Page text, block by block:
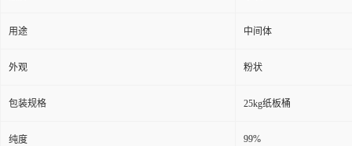
用途 中间体
外观 粉状
包装规格 25kg纸板桶
纯度 99%